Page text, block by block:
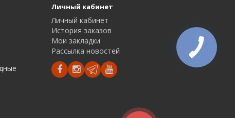
Личный кабинет
Личный кабинет
История заказов
Мои закладки
Рассылка новостей